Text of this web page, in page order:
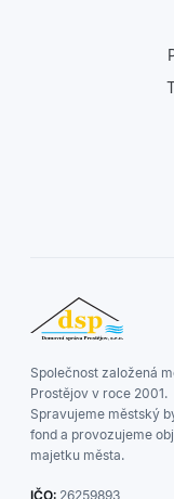
Společnost založená
Prostějov v roce 2001.
Spravujeme městský
fond a provozujeme
majetku města.
IČO: 26259893